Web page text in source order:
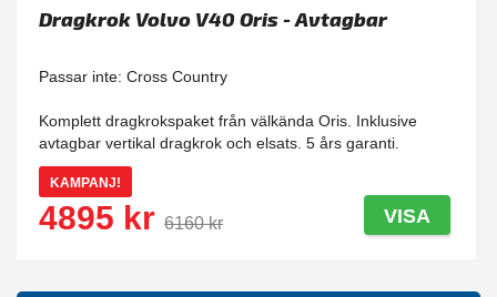
Dragkrok Volvo V40 Oris - Avtagbar
Passar inte: Cross Country
Komplett dragkrokspaket från välkända Oris. Inklusive
avtagbar vertikal dragkrok och elsats. 5 års garanti.
KAMPANJ!
4895 kr 6160 kr VISA